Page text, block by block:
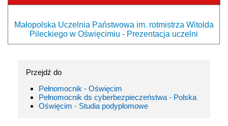
Małopolska Uczelnia Państwowa im. rotmistrza Witolda
Pileckiego w Oświęcimiu - Prezentacja uczelni
Przejdź do
Pełnomocnik - Oświęcim
Pełnomocnik ds cyberbezpieczeństwa - Polska
Oświęcim - Studia podyplomowe